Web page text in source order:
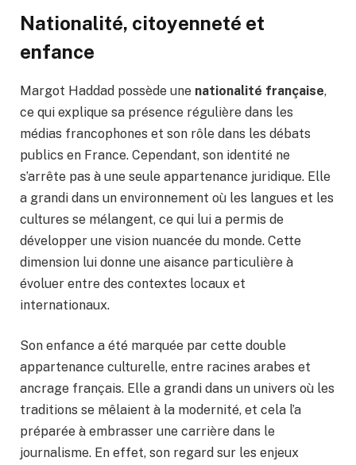
Nationalité, citoyenneté et
enfance
Margot Haddad possède une nationalité française,
ce qui explique sa présence régulière dans les
médias francophones et son rôle dans les débats
publics en France. Cependant, son identité ne
s’arrête pas à une seule appartenance juridique. Elle
a grandi dans un environnement où les langues et les
cultures se mélangent, ce qui lui a permis de
développer une vision nuancée du monde. Cette
dimension lui donne une aisance particulière à
évoluer entre des contextes locaux et
internationaux.
Son enfance a été marquée par cette double
appartenance culturelle, entre racines arabes et
ancrage français. Elle a grandi dans un univers où les
traditions se mêlaient à la modernité, et cela l’a
préparée à embrasser une carrière dans le
journalisme. En effet, son regard sur les enjeux